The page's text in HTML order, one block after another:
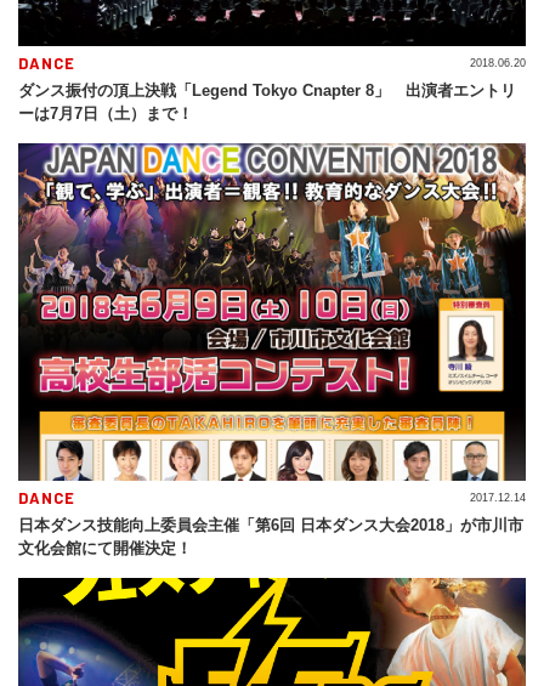
DANCE
ダンス振付の頂上決戦「Legend Tokyo Cnapter 8」 出演者エントリ
ーは7月7日（土）まで！
2018.06.20
DANCE
日本ダンス技能向上委員会主催「第6回 日本ダンス大会2018」が市川市
文化会館にて開催決定！
2017.12.14